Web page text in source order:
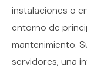
instalaciones o
entorno de
mantenimiento.
servidores, una